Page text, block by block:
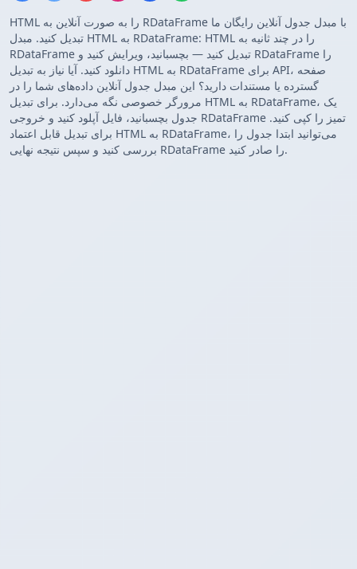
HTML را به صورت آنلاین به RDataFrame با مبدل جدول آنلاین رایگان ما
تبدیل کنید. مبدل HTML به RDataFrame: HTML را در چند ثانیه به
RDataFrame تبدیل کنید — بچسبانید، ویرایش کنید و RDataFrame را
دانلود کنید. آیا نیاز به تبدیل HTML به RDataFrame برای API، صفحه
گسترده یا مستندات دارید؟ این مبدل جدول آنلاین داده‌های شما را در
مرورگر خصوصی نگه می‌دارد. برای تبدیل HTML به RDataFrame، یک
جدول بچسبانید، فایل آپلود کنید و خروجی RDataFrame تمیز را کپی کنید.
برای تبدیل قابل اعتماد HTML به RDataFrame، می‌توانید ابتدا جدول را
بررسی کنید و سپس نتیجه نهایی RDataFrame را صادر کنید.